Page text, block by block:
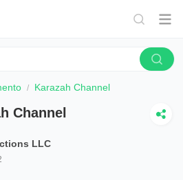
Karazah Channel
Channel
LLC